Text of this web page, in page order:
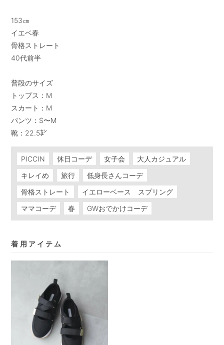
153㎝
イエベ春
骨格ストレート
40代前半
普段のサイズ
トップス：M
スカート：M
パンツ：S〜M
靴：22.5㌢
PICCIN 休日コーデ 女子会
大人カジュアル
キレイめ
旅行
低身長さんコーデ
骨格ストレート
イエローベース スプリング
ママコーデ
春 GWおでかけコーデ
着用アイテム